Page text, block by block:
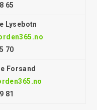
65
Lysebotn
70
Forsand
81